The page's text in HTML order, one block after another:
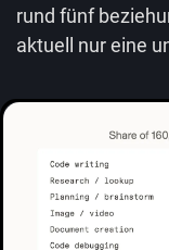
rund fünf
aktuell nur eine